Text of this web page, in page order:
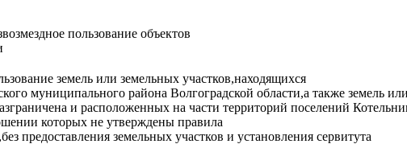
пользование объектов
земель или земельных участков,находящихся
муниципального района Волгоградской области,а также земель
и расположенных на части территорий поселений
которых не утверждены правила
предоставления земельных участков и установления сервитута